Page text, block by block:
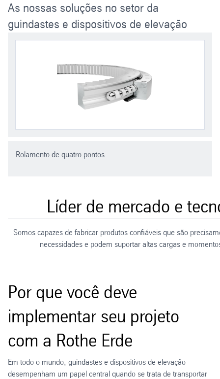
As nossas soluções no setor da
guindastes e dispositivos de elevação
Rolamento de quatro pontos
Líder de mercado e
Somos capazes de fabricar produtos confiáveis que são
necessidades e podem suportar altas cargas e
Por que você deve
implementar seu projeto
com a Rothe Erde
Em todo o mundo, guindastes e dispositivos de elevação
desempenham um papel central quando se trata de transportar